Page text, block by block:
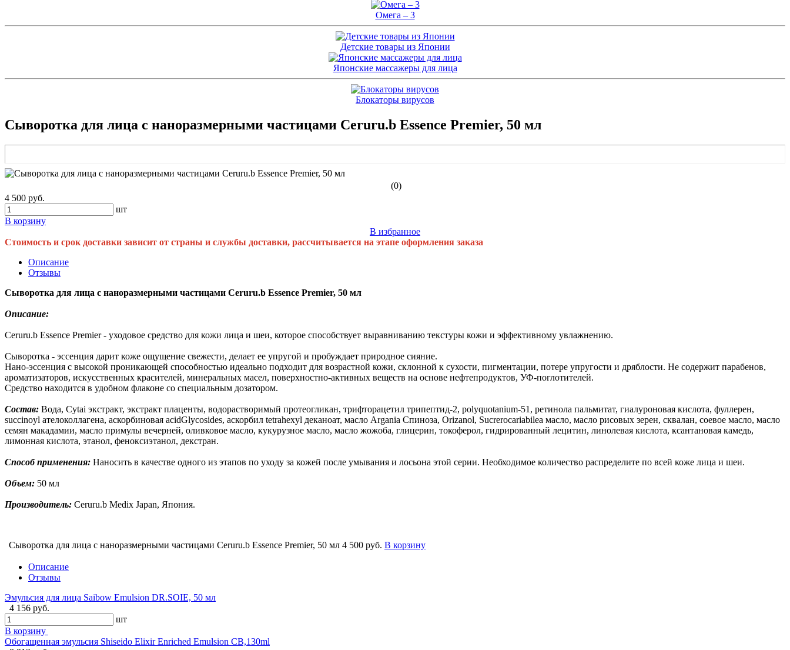
Омега – 3
Детские товары из Японии
Японские массажеры для лица
Блокаторы вирусов
Сыворотка для лица с наноразмерными частицами Ceruru.b Essence Premier, 50 мл
(0)
4 500 руб.
шт
В корзину
В избранное
Стоимость и срок доставки зависит от страны и службы доставки, рассчитывается на этапе оформления заказа
Описание
Отзывы
Сыворотка для лица с наноразмерными частицами Ceruru.b Essence Premier, 50 мл
Описание:
Ceruru.b Essence Premier - уходовое средство для кожи лица и шеи, которое способствует выравниванию текстуры кожи и эффективному увлажнению.
Сыворотка - эссенция дарит коже ощущение свежести, делает ее упругой и пробуждает природное сияние.
Нано-эссенция с высокой проникающей способностью идеально подходит для возрастной кожи, склонной к сухости, пигментации, потере упругости и дряблости. Не содержит парабенов,
ароматизаторов, искусственных красителей, минеральных масел, поверхностно-активных веществ на основе нефтепродуктов, УФ-поглотителей.
Средство находится в удобном флаконе со специальным дозатором.
Состав: Вода, Cytai экстракт, экстракт плаценты, водорастворимый протеогликан, трифторацетил трипептид-2, polyquotanium-51, ретинола пальмитат, гиалуроновая кислота, фуллерен,
succinoyl ателоколлагена, аскорбиновая acidGlycosides, аскорбил tetrahexyl деканоат, масло Argania Спиноза, Orizanol, Sucrerocariabilea масло, масло рисовых зерен, сквалан, соевое масло, масло
семян макадамии, масло примулы вечерней, оливковое масло, кукурузное масло, масло жожоба, глицерин, токоферол, гидрированный лецитин, линолевая кислота, ксантановая камедь,
лимонная кислота, этанол, феноксиэтанол, декстран.
Способ применения: Наносить в качестве одного из этапов по уходу за кожей после умывания и лосьона этой серии. Необходимое количество распределите по всей коже лица и шеи.
Объем: 50 мл
Производитель: Ceruru.b Medix Japan, Япония.
Сыворотка для лица с наноразмерными частицами Ceruru.b Essence Premier, 50 мл 4 500 руб. В корзину
Описание
Отзывы
Эмульсия для лица Saibow Emulsion DR.SOIE, 50 мл
4 156 руб.
шт
В корзину
Обогащенная эмульсия Shiseido Elixir Enriched Emulsion CB,130ml